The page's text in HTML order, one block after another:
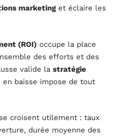
marketinget éclaire les
(ROI) occupe la place
des efforts et des
valide la stratégie
en baisse impose de tout
croisent utilement : taux
durée moyenne des